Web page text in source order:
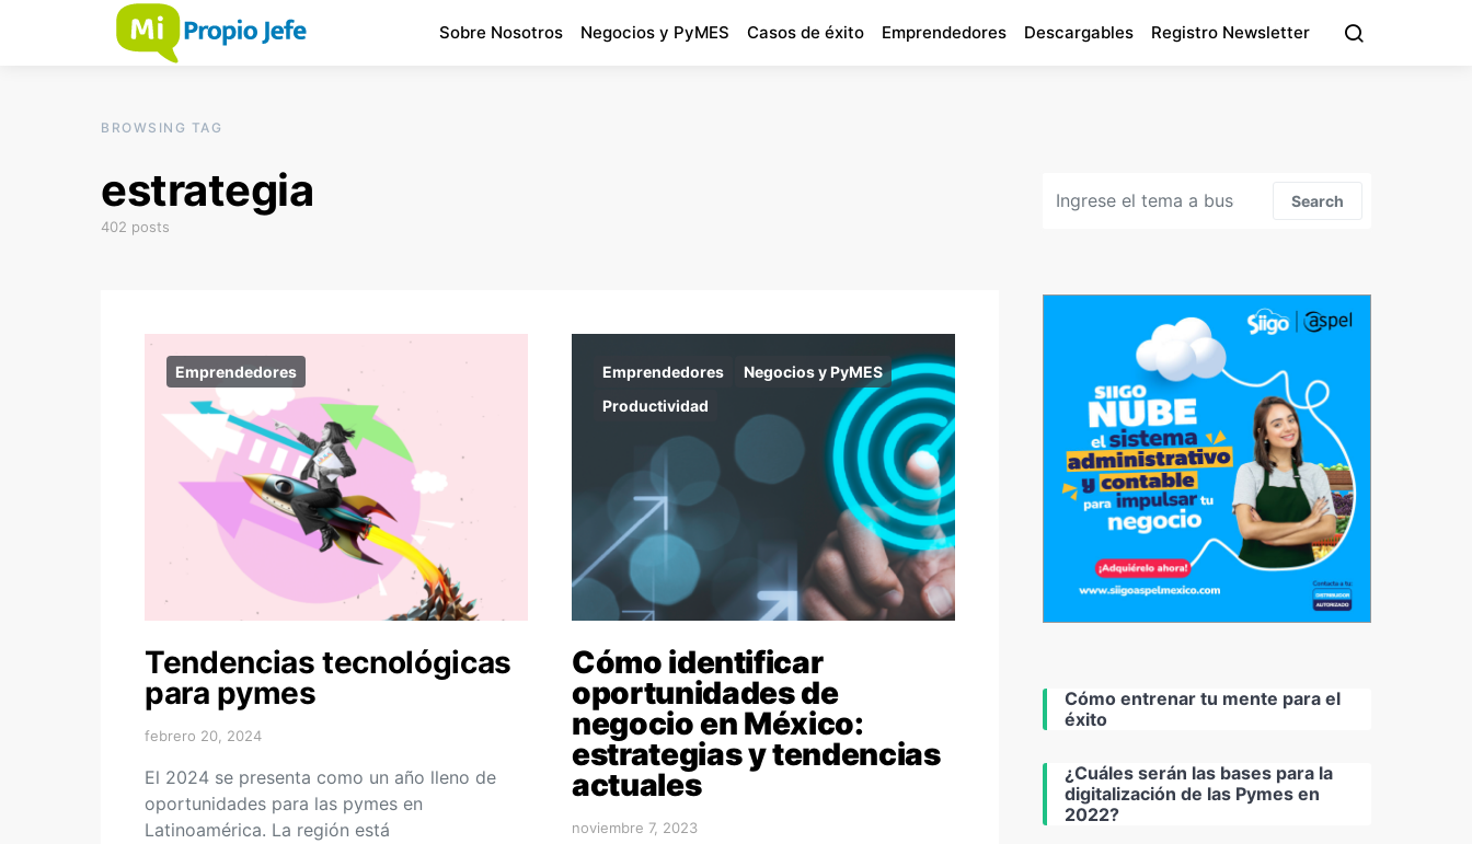
Sobre Nosotros Negocios y PyMES Casos de éxito Emprendedores Descargables Registro Newsletter
BROWSING TAG
estrategia
402 posts
Emprendedores
Tendencias tecnológicas
para pymes
febrero 20, 2024
El 2024 se presenta como un año lleno de
oportunidades para las pymes en
Latinoamérica. La región está
Emprendedores
Negocios y PyMES
Productividad
Cómo identificar
oportunidades de
negocio en México:
estrategias y tendencias
actuales
noviembre 7, 2023
Search
Cómo entrenar tu mente para el
éxito
¿Cuáles serán las bases para la
digitalización de las Pymes en
2022?